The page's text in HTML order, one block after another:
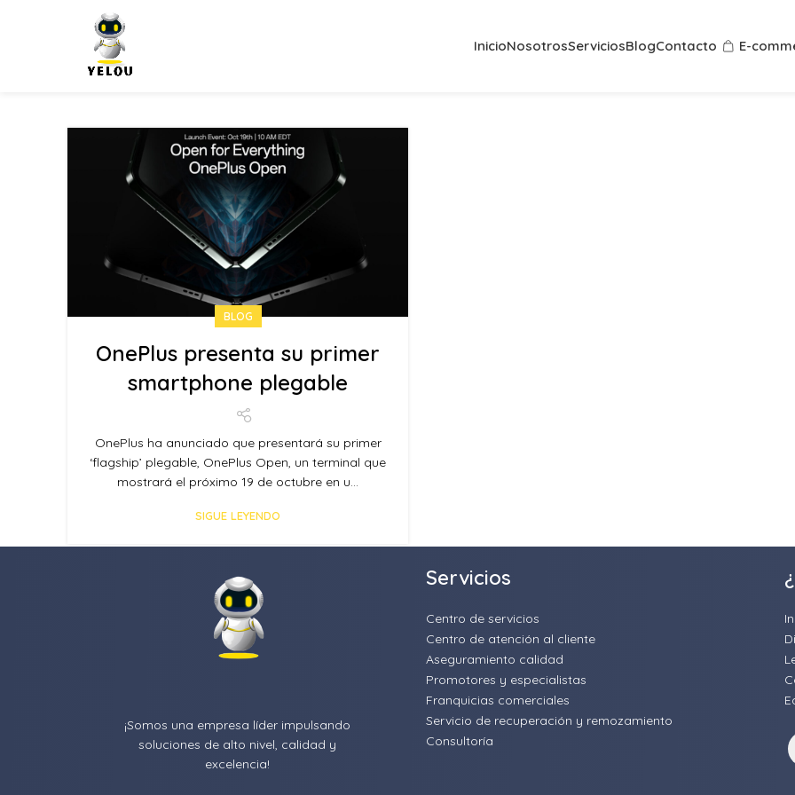
InicioNosotrosServiciosBlogContacto E-
BLOG
OnePlus presenta su primer
smartphone plegable
OnePlus ha anunciado que presentará su primer
‘flagship’ plegable, OnePlus Open, un terminal que
mostrará el próximo 19 de octubre en u...
SIGUE LEYENDO
¡Somos una empresa líder impulsando
soluciones de alto nivel, calidad y
excelencia!
Servicios
Centro de servicios
Centro de atención al cliente
Aseguramiento calidad
Promotores y especialistas
Franquicias comerciales
Servicio de recuperación y remozamiento
Consultoría